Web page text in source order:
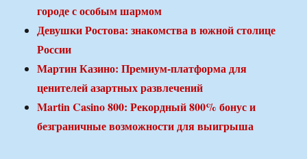
городе с особым шармом
Девушки Ростова: знакомства в южной столице
России
Мартин Казино: Премиум-платформа для
ценителей азартных развлечений
Martin Casino 800: Рекордный 800% бонус и
безграничные возможности для выигрыша